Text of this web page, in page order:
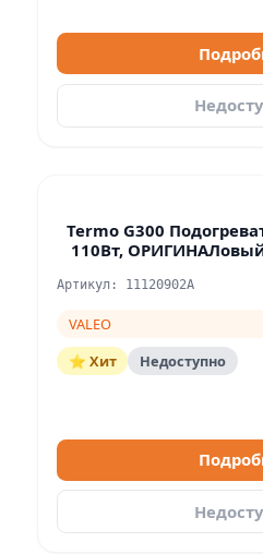
Termo G300
110Вт,
Артикул: 11120902A
VALEO
⭐ Хит
Недоступно